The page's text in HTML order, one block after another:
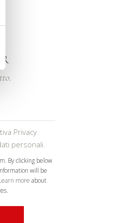
Privacy
personali.
By clicking below
will be
more about